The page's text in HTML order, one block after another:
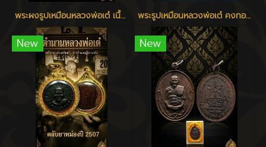
พระผงรูปเหมือนหลวงพ่อเต๋ เนื้อว่าน ปี 2506 - 2510 พระรูปเหมือนหลวงพ่อเต๋ คงทอง รุ่นแรก พิมพ์ใหญ่ เนื้อว่าน 108 วัดสามง่าม นครปฐม ปี 2507
New New